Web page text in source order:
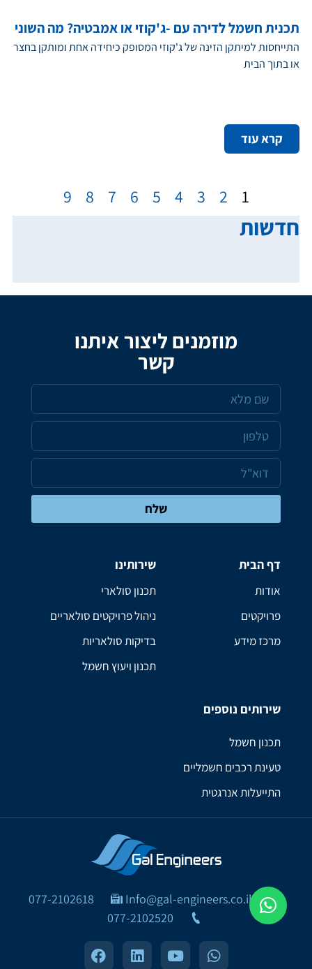
תכנית חשמל לדירה עם -ג'קוזי או אמבטיה? מה השוני
התייחסות למיתקן הזינה של ג'קוזי המסופק כיחידה אחת ומותקן בחצר
או בתוך הבית
קרא עוד
1
2
3
4
5
6
7
8
9
חדשות
מוזמנים ליצור איתנו
קשר
שלח
דף הבית
אודות
פרויקטים
מרכז מידע
שירותינו
תכנון סולארי
ניהול פרויקטים סולאריים
בדיקות סולאריות
תכנון ויעוץ חשמל
שירותים נוספים
תכנון חשמל
טעינת רכבים חשמליים
התייעלות אנרגטית
Info@gal-engineers.co.il
077-2102618
077-2102520